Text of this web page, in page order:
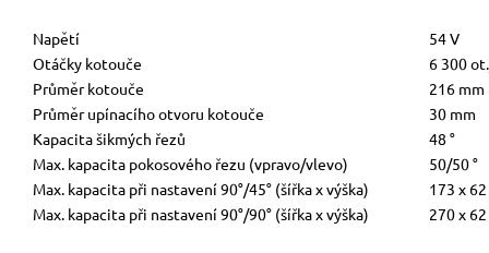
Napětí
54 V
Otáčky kotouče
6 300
Průměr kotouče
216 mm
Průměr upínacího otvoru kotouče
30 mm
Kapacita šikmých řezů
48 °
Max. kapacita pokosového řezu (vpravo/vlevo)
50/50 °
Max. kapacita při nastavení 90°/45° (šířka x výška)
173 x
Max. kapacita při nastavení 90°/90° (šířka x výška)
270 x